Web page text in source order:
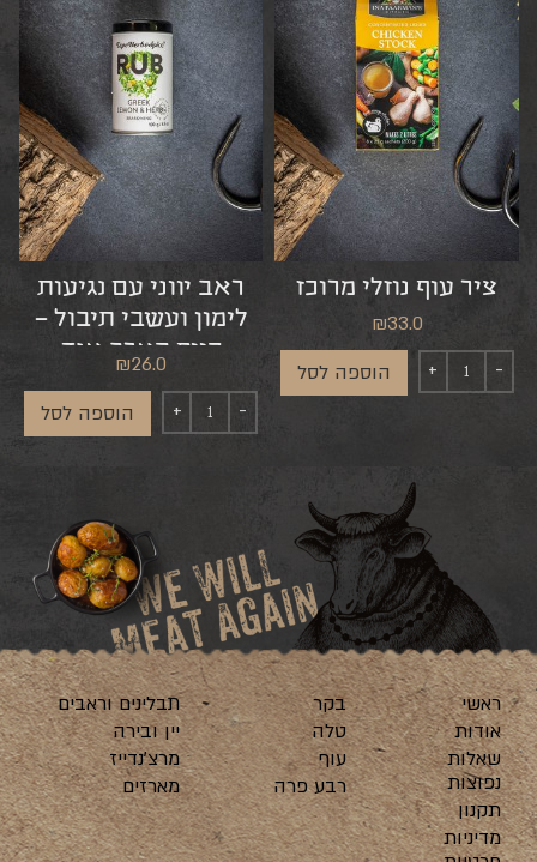
ציר עוף נוזלי מרוכז
₪33.0
הוספה לסל
ראב יווני עם נגיעות
לימון ועשבי תיבול –
קייפ הארב אנד
₪26.0
הוספה לסל
ראשי
אודות
שאלות
נפוצות
תקנון
מדיניות
בקר
טלה
עוף
רבע פרה
תבלינים וראבים
יין ובירה
מרצ’נדייז
מארזים